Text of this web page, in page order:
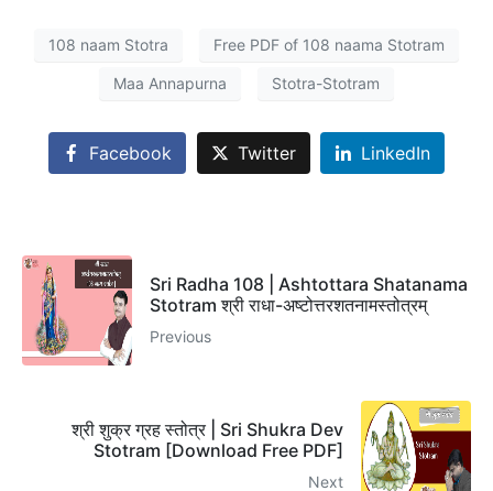
108 naam Stotra Free PDF of 108 naama Stotram
Maa Annapurna Stotra-Stotram
Facebook Twitter LinkedIn
Sri Radha 108 | Ashtottara Shatanama
Stotram श्री राधा-अष्टोत्तरशतनामस्तोत्रम्
Previous
श्री शुक्र ग्रह स्तोत्र | Sri Shukra Dev
Stotram [Download Free PDF]
Next